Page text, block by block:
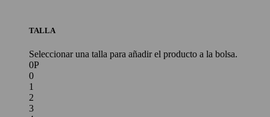
TALLA
Seleccionar una talla para añadir el producto a la bolsa.
0P
0
1
2
3